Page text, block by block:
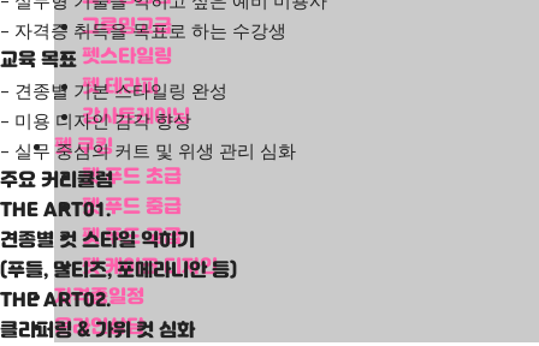
그루밍고급
펫스타일링
펫 테라피
강사트레이닝
펫 쿠킹
펫 푸드 초급
펫 푸드 중급
펫 푸드 고급
펫 케이크 디자인
자격증일정
온라인상담
– 자격증 취득을 목표로 하는 수강생
교육 목표
– 견종별 기본 스타일링 완성
– 미용 디자인 감각 향상
– 실무 중심의 커트 및 위생 관리 심화
주요 커리큘럼
THE ART01.
견종별 컷 스타일 익히기
(푸들, 말티즈, 포메라니안 등)
THE ART02.
클리퍼링 & 가위 컷 심화